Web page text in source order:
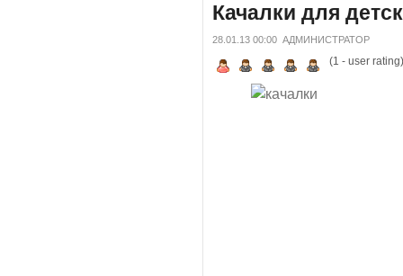
Качалки для
28.01.13 00:00 АДМИНИСТРАТОР
(1 - user rating)